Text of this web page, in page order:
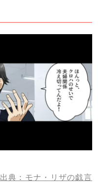
出典：モナ・リザの戯言